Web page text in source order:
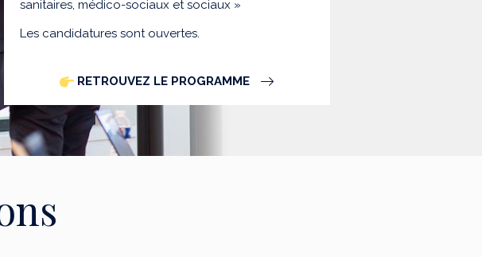
sanitaires, médico-sociaux et sociaux »
Les candidatures sont ouvertes.
RETROUVEZ LE PROGRAMME